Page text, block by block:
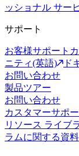
ッショナル サー
サポート
お客様サポート
ニティ(英語)
ド
お問い合わせ
製品ツアー
お問い合わせ
カスタマーサポ
リソース ライブ
ラムに関する資料